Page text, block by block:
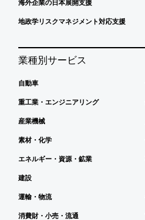
海外企業の日本展開支援
地政学リスクマネジメント対応支援
業種別サービス
自動車
重工業・エンジニアリング
産業機械
素材・化学
エネルギー・資源・鉱業
建設
運輸・物流
消費財・小売・流通